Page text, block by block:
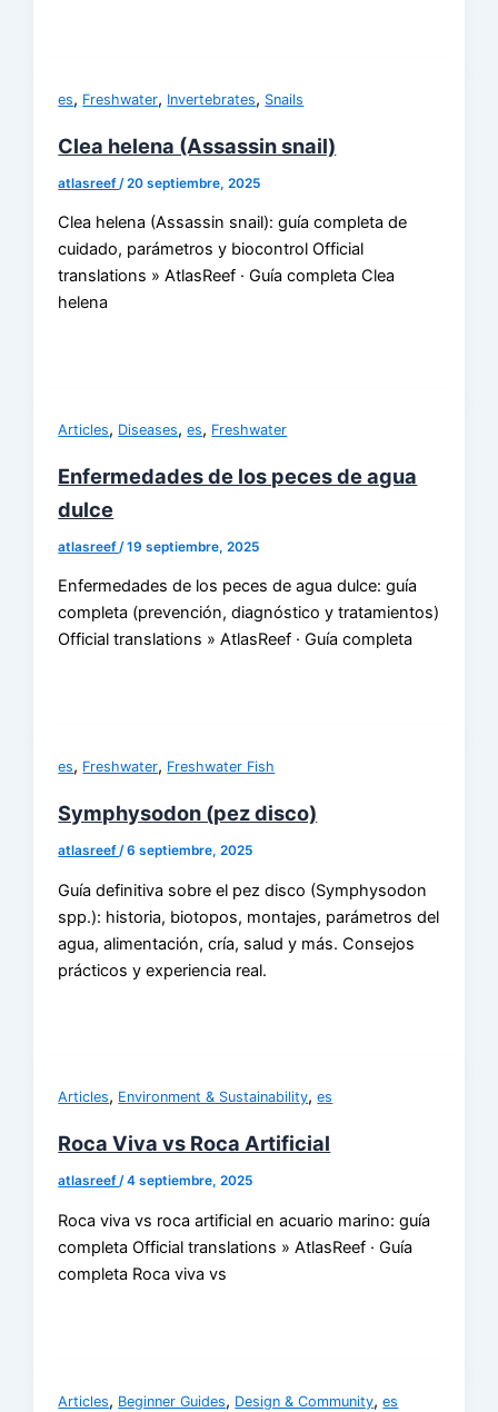
es, Freshwater, Invertebrates, Snails
Clea helena (Assassin snail)
atlasreef /20 septiembre, 2025
Clea helena (Assassin snail): guía completa de
cuidado, parámetros y biocontrol Official
translations » AtlasReef · Guía completa Clea
helena
Articles, Diseases,es, Freshwater
Enfermedades de los peces de agua
dulce
atlasreef/19 septiembre, 2025
Enfermedades de los peces de agua dulce: guía
completa (prevención, diagnóstico y tratamientos)
Official translations » AtlasReef · Guía completa
es, Freshwater, Freshwater Fish
Symphysodon (pez disco)
atlasreef/6 septiembre, 2025
Guía definitiva sobre el pez disco (Symphysodon
spp.): historia, biotopos, montajes, parámetros del
agua, alimentación, cría, salud y más. Consejos
prácticos y experiencia real.
Articles, Environment & Sustainability,es
Roca Viva vs Roca Artificial
atlasreef/4 septiembre, 2025
Roca viva vs roca artificial en acuario marino: guía
completa Official translations » AtlasReef · Guía
completa Roca viva vs
Articles, Beginner Guides, Design & Community,es